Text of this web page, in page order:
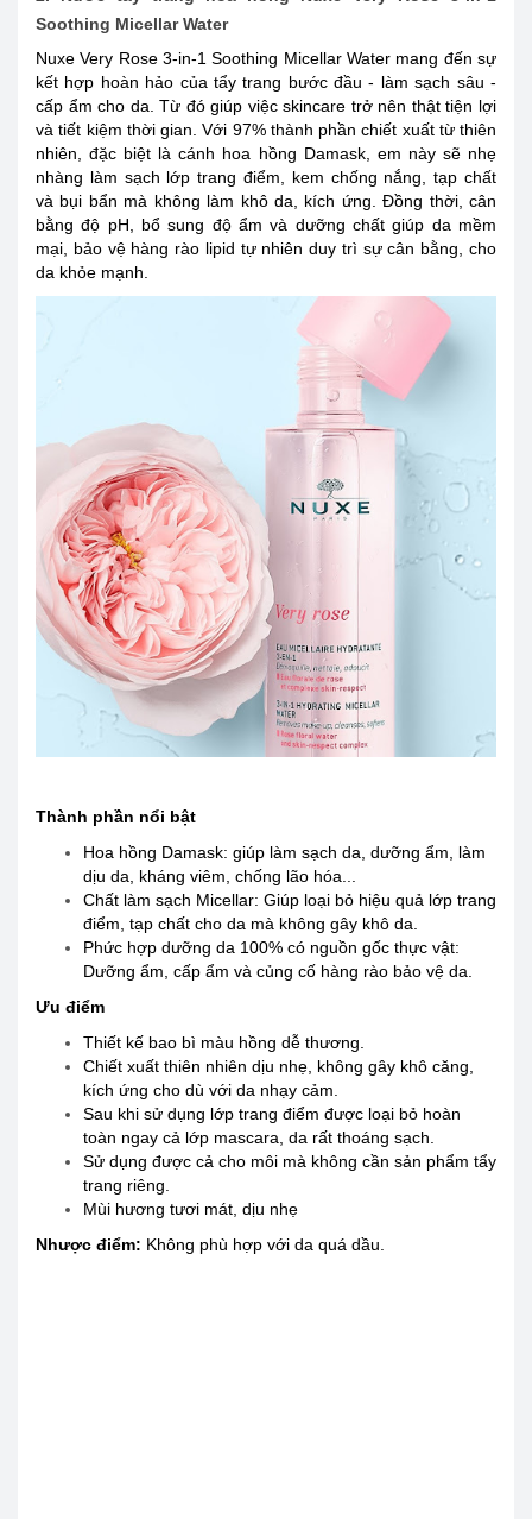
Soothing Micellar Water
Nuxe Very Rose 3-in-1 Soothing Micellar Water mang đến sự
kết hợp hoàn hảo của tẩy trang bước đầu - làm sạch sâu -
cấp ẩm cho da. Từ đó giúp việc skincare trở nên thật tiện lợi
và tiết kiệm thời gian. Với 97% thành phần chiết xuất từ thiên
nhiên, đặc biệt là cánh hoa hồng Damask, em này sẽ nhẹ
nhàng làm sạch lớp trang điểm, kem chống nắng, tạp chất
và bụi bẩn mà không làm khô da, kích ứng. Đồng thời, cân
bằng độ pH, bổ sung độ ẩm và dưỡng chất giúp da mềm
mại, bảo vệ hàng rào lipid tự nhiên duy trì sự cân bằng, cho
da khỏe mạnh.
Thành phần nổi bật
Hoa hồng Damask: giúp làm sạch da, dưỡng ẩm, làm
dịu da, kháng viêm, chống lão hóa...
Chất làm sạch Micellar: Giúp loại bỏ hiệu quả lớp trang
điểm, tạp chất cho da mà không gây khô da.
Phức hợp dưỡng da 100% có nguồn gốc thực vật:
Dưỡng ẩm, cấp ẩm và củng cố hàng rào bảo vệ da.
Ưu điểm
Thiết kế bao bì màu hồng dễ thương.
Chiết xuất thiên nhiên dịu nhẹ, không gây khô căng,
kích ứng cho dù với da nhạy cảm.
Sau khi sử dụng lớp trang điểm được loại bỏ hoàn
toàn ngay cả lớp mascara, da rất thoáng sạch.
Sử dụng được cả cho môi mà không cần sản phẩm tẩy
trang riêng.
Mùi hương tươi mát, dịu nhẹ
Nhược điểm: Không phù hợp với da quá dầu.